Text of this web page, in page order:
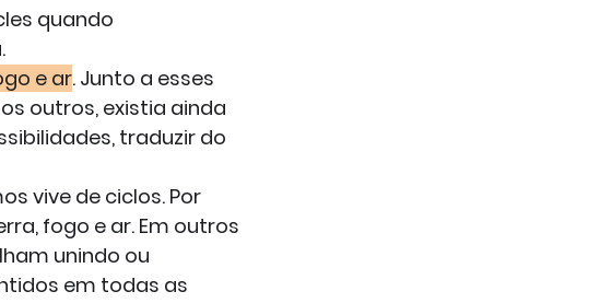
quando
e ar. Junto a esses
outros, existia ainda
traduzir do
vive de ciclos. Por
fogo e ar. Em outros
unindo ou
em todas as